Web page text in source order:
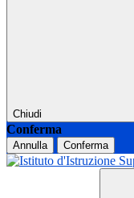
Chiudi
Conferma
Annulla Conferma